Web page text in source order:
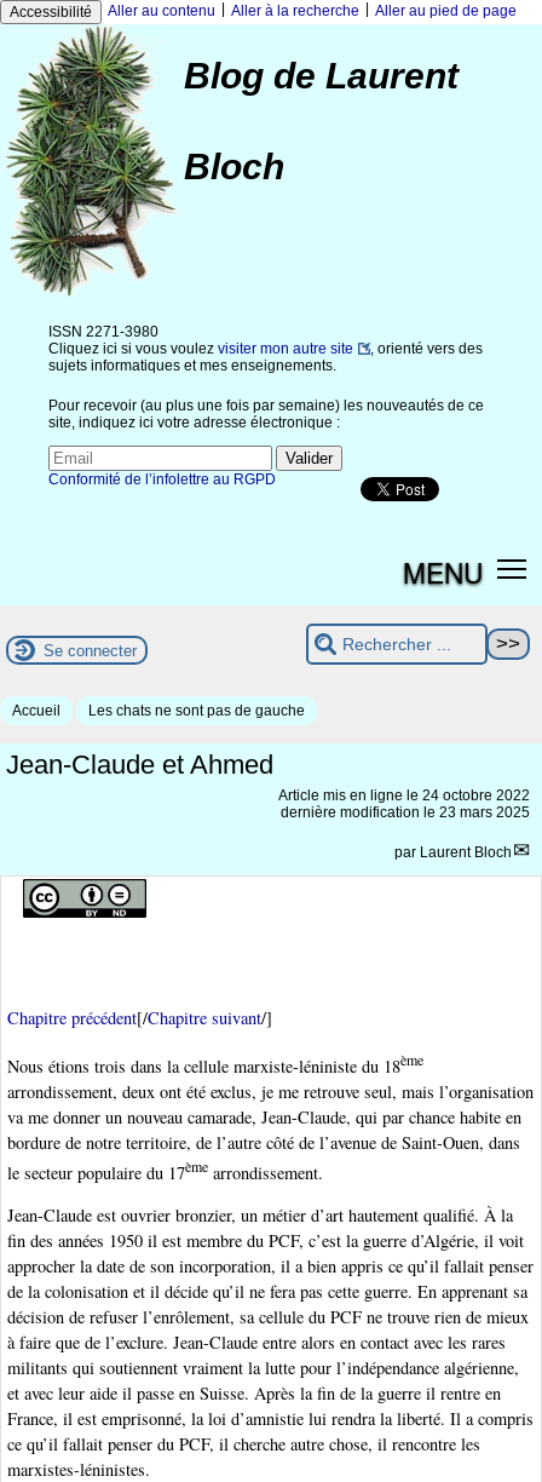
Accessibilité Aller au contenu Aller à la recherche Aller au pied de page
Blog de Laurent
Bloch
ISSN 2271-3980
Cliquez ici si vous voulez visiter mon autre site
, orienté vers des
sujets informatiques et mes enseignements.
Pour recevoir (au plus une fois par semaine) les nouveautés de ce
site, indiquez ici votre adresse électronique :
Conformité de l’infolettre au RGPD
MENU
Se connecter
Accueil Les chats ne sont pas de gauche
Jean-Claude et Ahmed
Article mis en ligne le 24 octobre 2022
dernière modification le 23 mars 2025
par Laurent Bloch
Chapitre précédent[/Chapitre suivant/]
Nous étions trois dans la cellule marxiste-léniniste du 18ème
arrondissement, deux ont été exclus, je me retrouve seul, mais l’organisation
va me donner un nouveau camarade, Jean-Claude, qui par chance habite en
bordure de notre territoire, de l’autre côté de l’avenue de Saint-Ouen, dans
le secteur populaire du 17ème arrondissement.
Jean-Claude est ouvrier bronzier, un métier d’art hautement qualifié. À la
fin des années 1950 il est membre du PCF, c’est la guerre d’Algérie, il voit
approcher la date de son incorporation, il a bien appris ce qu’il fallait penser
de la colonisation et il décide qu’il ne fera pas cette guerre. En apprenant sa
décision de refuser l’enrôlement, sa cellule du PCF ne trouve rien de mieux
à faire que de l’exclure. Jean-Claude entre alors en contact avec les rares
militants qui soutiennent vraiment la lutte pour l’indépendance algérienne,
et avec leur aide il passe en Suisse. Après la fin de la guerre il rentre en
France, il est emprisonné, la loi d’amnistie lui rendra la liberté. Il a compris
ce qu’il fallait penser du PCF, il cherche autre chose, il rencontre les
marxistes-léninistes.